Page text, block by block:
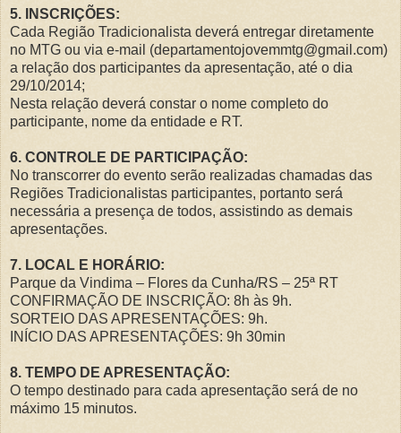
5. INSCRIÇÕES:
Cada Região Tradicionalista deverá entregar diretamente
no MTG ou via e-mail (departamentojovemmtg@gmail.com)
a relação dos participantes da apresentação, até o dia
29/10/2014;
Nesta relação deverá constar o nome completo do
participante, nome da entidade e RT.
6. CONTROLE DE PARTICIPAÇÃO:
No transcorrer do evento serão realizadas chamadas das
Regiões Tradicionalistas participantes, portanto será
necessária a presença de todos, assistindo as demais
apresentações.
7. LOCAL E HORÁRIO:
Parque da Vindima – Flores da Cunha/RS – 25ª RT
CONFIRMAÇÃO DE INSCRIÇÃO: 8h às 9h.
SORTEIO DAS APRESENTAÇÕES: 9h.
INÍCIO DAS APRESENTAÇÕES: 9h 30min
8. TEMPO DE APRESENTAÇÃO:
O tempo destinado para cada apresentação será de no
máximo 15 minutos.